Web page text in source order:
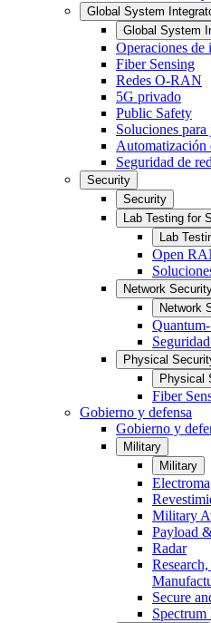
Global System
Global System
Operaciones
Fiber Sensing
Redes O-RAN
5G privado
Public Safety
Soluciones para
Automatización
Seguridad de red
Security
Security
Lab Testing for
Lab
Open
Network
Network
Physical
Physical
Fiber
Gobierno y defensa
Gobierno y
Military
Military
Military
Payload
Radar
Secure